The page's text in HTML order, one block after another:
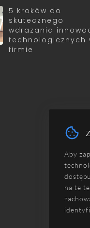
Aby
na te
5 kroków do
skutecznego
wdrażania
technologicznych
firmie